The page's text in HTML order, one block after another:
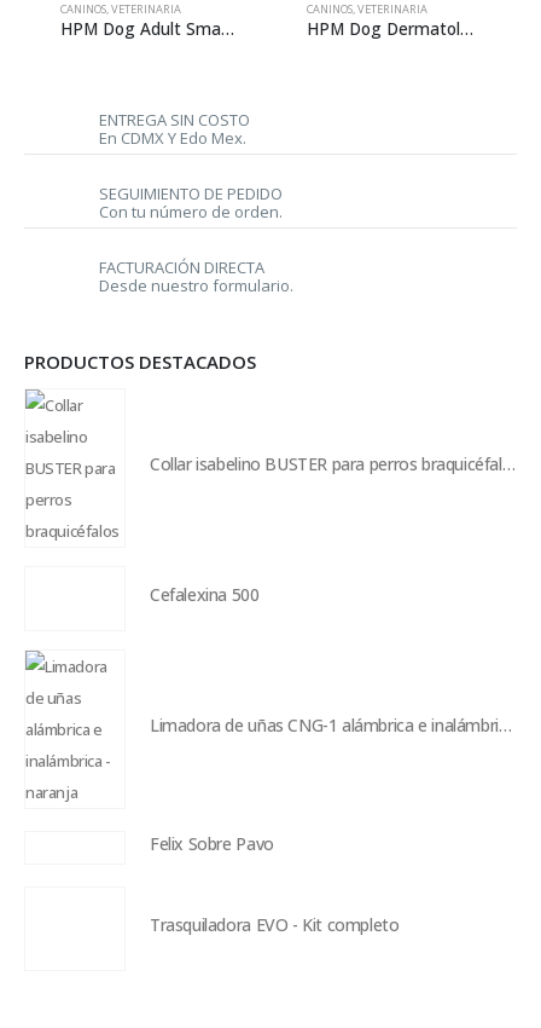
CANINOS,VETERINARIA
HPM Dog Adult Small & Toy – 7 kg
CANINOS,VETERINARIA
HPM Dog Dermatology Support – 3 kg
ENTREGA SIN COSTO
En CDMX Y Edo Mex.
SEGUIMIENTO DE PEDIDO
Con tu número de orden.
FACTURACIÓN DIRECTA
Desde nuestro formulario.
PRODUCTOS DESTACADOS
Collar isabelino BUSTER para perros braquicéfalos - S
Cefalexina 500
Limadora de uñas CNG-1 alámbrica e inalámbrica - naranja
Felix Sobre Pavo
Trasquiladora EVO - Kit completo